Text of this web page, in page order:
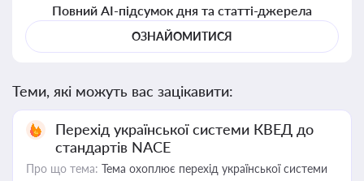
Повний AI-підсумок дня та статті-джерела
ОЗНАЙОМИТИСЯ
Теми, які можуть вас зацікавити:
Перехід української системи КВЕД до
стандартів NACE
Про що тема: Тема охоплює перехід української системи